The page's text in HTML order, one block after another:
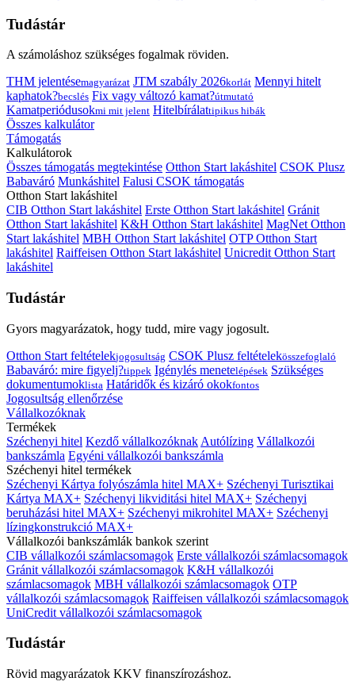
Tudástár
A számoláshoz szükséges fogalmak röviden.
THM jelentésemagyarázat JTM szabály 2026korlát Mennyi hitelt
kaphatok?becslés Fix vagy változó kamat?útmutató
Kamatperiódusokmi mit jelent Hitelbírálattipikus hibák
Összes kalkulátor
Támogatás
Kalkulátorok
Összes támogatás megtekintése Otthon Start lakáshitel CSOK Plusz
Babaváró Munkáshitel Falusi CSOK támogatás
Otthon Start lakáshitel
CIB Otthon Start lakáshitel Erste Otthon Start lakáshitel Gránit
Otthon Start lakáshitel K&H Otthon Start lakáshitel MagNet Otthon
Start lakáshitel MBH Otthon Start lakáshitel OTP Otthon Start
lakáshitel Raiffeisen Otthon Start lakáshitel Unicredit Otthon Start
lakáshitel
Tudástár
Gyors magyarázatok, hogy tudd, mire vagy jogosult.
Otthon Start feltételekjogosultság CSOK Plusz feltételekösszefoglaló
Babaváró: mire figyelj?tippek Igénylés menetelépések Szükséges
dokumentumoklista Határidők és kizáró okokfontos
Jogosultság ellenőrzése
Vállalkozóknak
Termékek
Széchenyi hitel Kezdő vállalkozóknak Autólízing Vállalkozói
bankszámla Egyéni vállalkozói bankszámla
Széchenyi hitel termékek
Széchenyi Kártya folyószámla hitel MAX+ Széchenyi Turisztikai
Kártya MAX+ Széchenyi likviditási hitel MAX+ Széchenyi
beruházási hitel MAX+ Széchenyi mikrohitel MAX+ Széchenyi
lízingkonstrukció MAX+
Vállalkozói bankszámlák bankok szerint
CIB vállalkozói számlacsomagok Erste vállalkozói számlacsomagok
Gránit vállalkozói számlacsomagok K&H vállalkozói
számlacsomagok MBH vállalkozói számlacsomagok OTP
vállalkozói számlacsomagok Raiffeisen vállalkozói számlacsomagok
UniCredit vállalkozói számlacsomagok
Tudástár
Rövid magyarázatok KKV finanszírozáshoz.